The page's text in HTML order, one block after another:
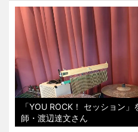
「YOU ROCK！ セッション
師・渡辺達文さん